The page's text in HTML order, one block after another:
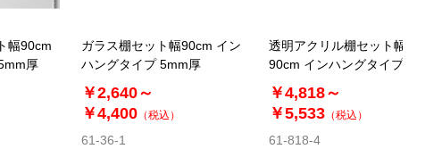
幅90cm
厚
ガラス棚セット幅90cm イン
ハングタイプ 5mm厚
￥2,640～
￥4,400 （税込）
61-36-1
透明アクリル棚セット幅
90cm インハングタイプ〔ス
トエキオリジナル〕
￥4,818～
￥5,533 （税込）
61-818-4